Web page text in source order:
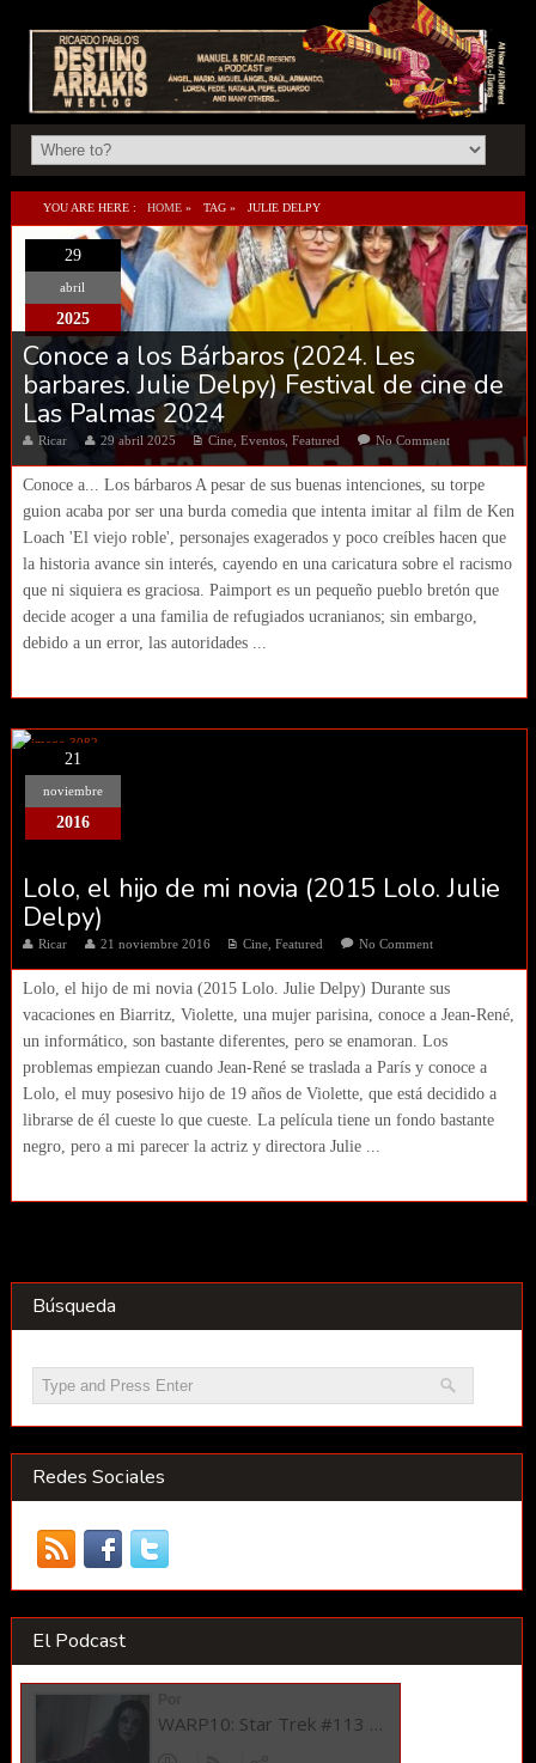
YOU ARE HERE : HOME » TAG » JULIE DELPY
29
abril
2025
Conoce a los Bárbaros (2024. Les
barbares. Julie Delpy) Festival de cine de
Las Palmas 2024
Ricar 29 abril 2025 Cine, Eventos, Featured No Comment
Conoce a... Los bárbaros A pesar de sus buenas intenciones, su torpe
guion acaba por ser una burda comedia que intenta imitar al film de Ken
Loach 'El viejo roble', personajes exagerados y poco creíbles hacen que
la historia avance sin interés, cayendo en una caricatura sobre el racismo
que ni siquiera es graciosa. Paimport es un pequeño pueblo bretón que
decide acoger a una familia de refugiados ucranianos; sin embargo,
debido a un error, las autoridades ...
21
noviembre
2016
Lolo, el hijo de mi novia (2015 Lolo. Julie
Delpy)
Ricar 21 noviembre 2016 Cine, Featured No Comment
Lolo, el hijo de mi novia (2015 Lolo. Julie Delpy) Durante sus
vacaciones en Biarritz, Violette, una mujer parisina, conoce a Jean-René,
un informático, son bastante diferentes, pero se enamoran. Los
problemas empiezan cuando Jean-René se traslada a París y conoce a
Lolo, el muy posesivo hijo de 19 años de Violette, que está decidido a
librarse de él cueste lo que cueste. La película tiene un fondo bastante
negro, pero a mi parecer la actriz y directora Julie ...
Búsqueda
Redes Sociales
El Podcast